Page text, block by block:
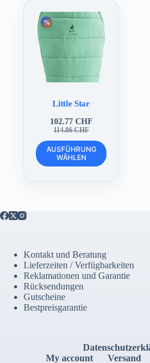
Little Star
114.86CHF
Ursprünglicher
Preis
war:
114.86 CHF
102.77 CHF
Aktueller
Preis
ist:
102.77 CHF.
AUSFÜHRUNG
WÄHLEN
Dieses
Produkt
weist
der
Produktseite
gewählt
werden
Kontakt und Beratung
Lieferzeiten / Verfügbarkeiten
Reklamationen und Garantie
Rücksendungen
Gutscheine
Bestpreisgarantie
My account
Versand